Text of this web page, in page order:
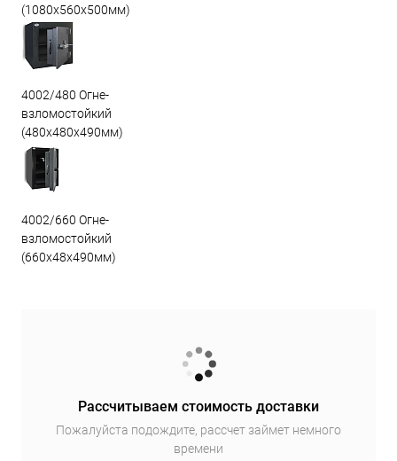
(1080х560х500мм)
4002/480 Огне-
взломостойкий
(480х480х490мм)
4002/660 Огне-
взломостойкий
(660х48х490мм)
Рассчитываем стоимость доставки
Пожалуйста подождите, рассчет займет немного
времени